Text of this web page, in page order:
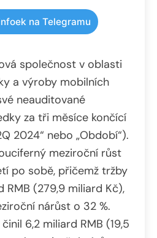
na Telegramu
společnost v oblasti
a výroby mobilních
neauditované
za tři měsíce končící
2024“ nebo „Období“).
meziroční růst
po sobě, přičemž tržby
RMB (279,9 miliard Kč),
nárůst o 32 %.
6,2 miliard RMB (19,5